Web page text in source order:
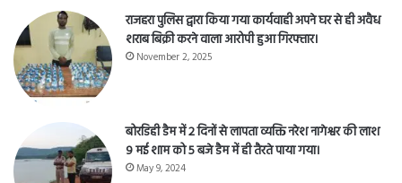
राजहरा पुलिस द्वारा किया गया कार्यवाही अपने घर से ही अवैध
शराब बिक्री करने वाला आरोपी हुआ गिरफ्तार।
November 2, 2025
बोरडिही डैम में 2 दिनों से लापता व्यक्ति नरेश नागेश्वर की लाश
9 मई शाम को 5 बजे डैम में ही तैरते पाया गया।
May 9, 2024